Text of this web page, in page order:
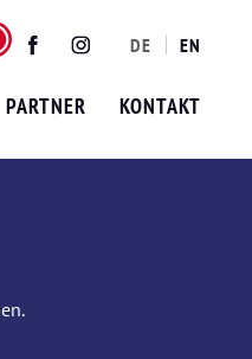
FacebookInstagram
DE EN
PARTNER KONTAKT